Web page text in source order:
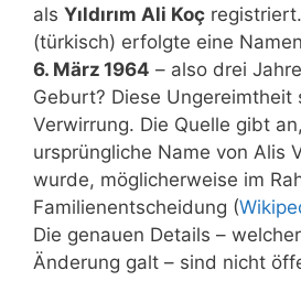
als Yıldırım Ali Koç
(türkisch) erfolgte eine
6. März 1964 – also drei
Geburt? Diese Ungereimtheit
Verwirrung. Die Quelle gibt
ursprüngliche Name von Alis
wurde, möglicherweise im
Familienentscheidung (
Die genauen Details –
Änderung galt – sind nicht